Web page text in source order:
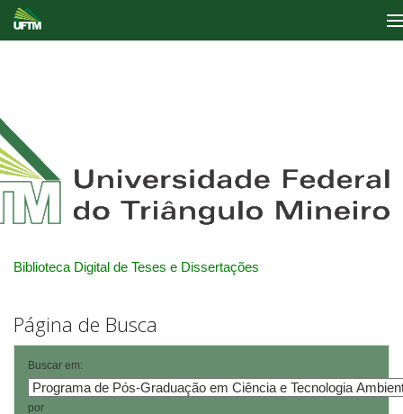
Biblioteca Digital de Teses e Dissertações
Página de Busca
Buscar em:
por